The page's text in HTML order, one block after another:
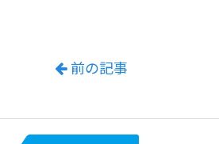
前の記事